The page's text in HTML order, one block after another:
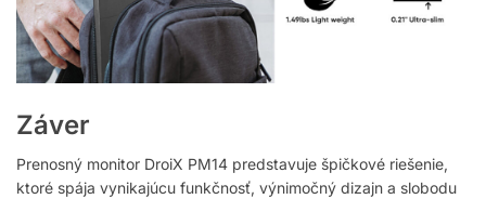
Záver
Prenosný monitor DroiX PM14 predstavuje špičkové riešenie,
ktoré spája vynikajúcu funkčnosť, výnimočný dizajn a slobodu